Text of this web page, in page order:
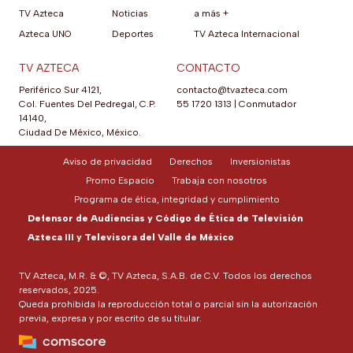
TV Azteca
Azteca UNO
Noticias
Deportes
a más +
TV Azteca Internacional
TV AZTECA
Periférico Sur 4121,
Col. Fuentes Del Pedregal, C.P.
14140,
Ciudad De México, México.
CONTACTO
contacto@tvazteca.com
55 1720 1313
Conmutador
TV Azteca, M.R. & ©, TV Azteca, S.A.B. de C.V. Todos los derechos
reservados, 2025.
Queda prohibida la reproducción total o parcial sin la autorización
previa, expresa y por escrito de su titular.
Aviso de privacidad Derechos
Inversionistas
Promo Espacio
Trabaja con nosotros
Programa de ética, integridad y cumplimiento
Defensor de Audiencias y Código de Ética de Televisión
Azteca III y Televisora del Valle de México